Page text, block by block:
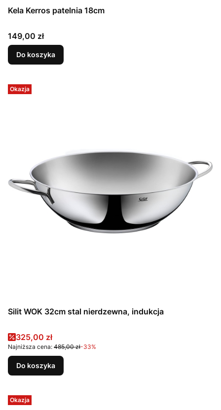
Kela Kerros patelnia 18cm
Cena
149,00 zł
Do koszyka
Okazja
Silit WOK 32cm stal nierdzewna, indukcja
Cena promocyjna
325,00 zł
Najniższa cena: 485,00 zł-33%
Do koszyka
Okazja